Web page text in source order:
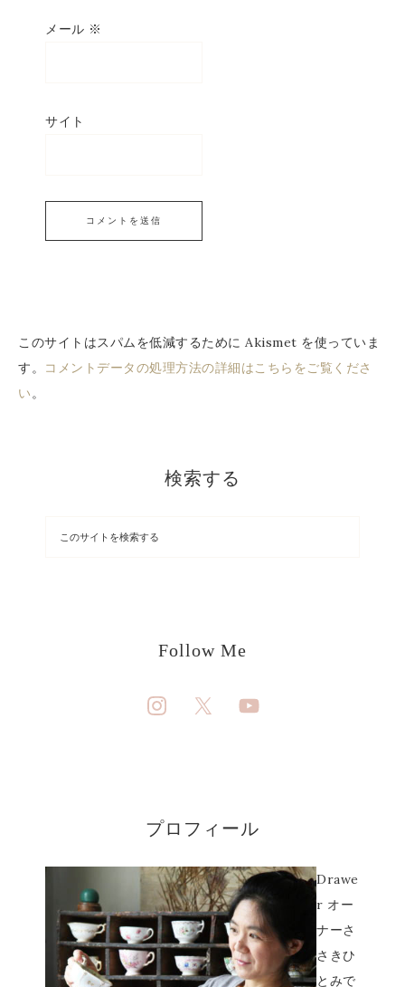
メール ※
サイト
このサイトはスパムを低減するために Akismet を使っていま
す。
コメントデータの処理方法の詳細はこちらをご覧くださ
い。
検索する
Follow Me
プロフィール
Drawe
r オー
ナーさ
さきひ
とみで